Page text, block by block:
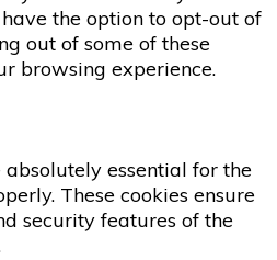
the option to opt-out of
out of some of these
browsing experience.
essential for the
These cookies ensure
security features of the